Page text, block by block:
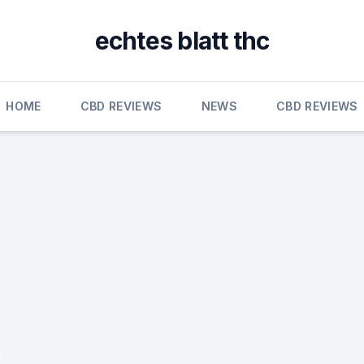
echtes blatt thc
HOME CBD REVIEWS NEWS CBD REVIEWS